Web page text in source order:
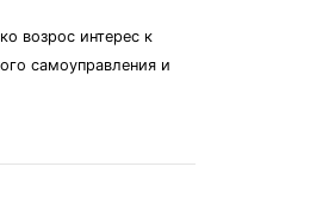
возрос интерес к
самоуправления и